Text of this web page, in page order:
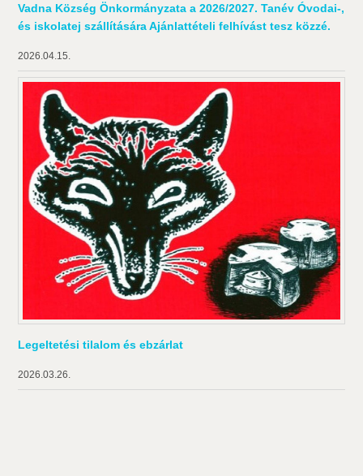
Vadna Község Önkormányzata a 2026/2027. Tanév Óvodai-,
és iskolatej szállítására Ajánlattételi felhívást tesz közzé.
2026.04.15.
Legeltetési tilalom és ebzárlat
2026.03.26.